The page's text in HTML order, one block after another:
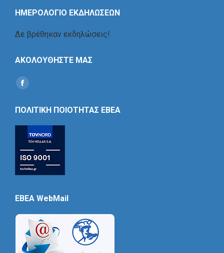
ΗΜΕΡΟΛΟΓΙΟ ΕΚΔΗΛΩΣΕΩΝ
Δε βρέθηκαν εκδηλώσεις!
ΑΚΟΛΟΥΘΗΣΤΕ ΜΑΣ
Find us on:
Social
ΠΟΛΙΤΙΚΗ ΠΟΙΟΤΗΤΑΣ ΕΒΕΑ
EBEA WebMail